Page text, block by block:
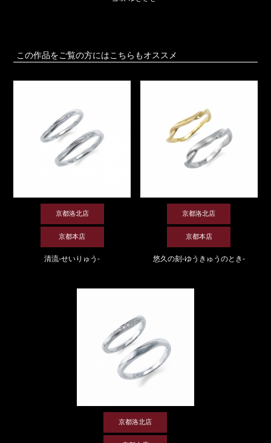
この作品をご覧の方にはこちらもオススメ
京都洛北店
京都本店
清流-せいりゅう-
京都洛北店
京都本店
悠久の刻-ゆうきゅうのとき-
京都洛北店